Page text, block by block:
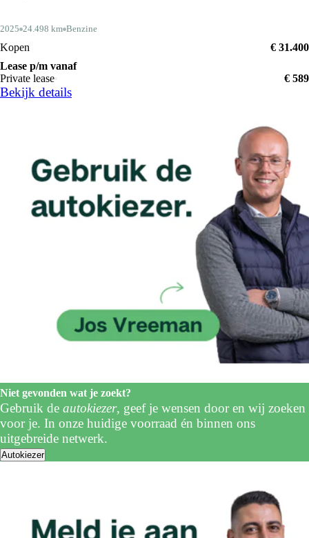
2025 24.498 km Benzine
Kopen
€ 31.400
Lease p/m vanaf
Private lease
€ 589
Bekijk details
Niet gevonden wat je zoekt?
Gebruik de autokiezer, geef je wensen door en wij zoeken
voor je. In onze huidige voorraad én binnen ons
uitgebreide netwerk.
Autokiezer